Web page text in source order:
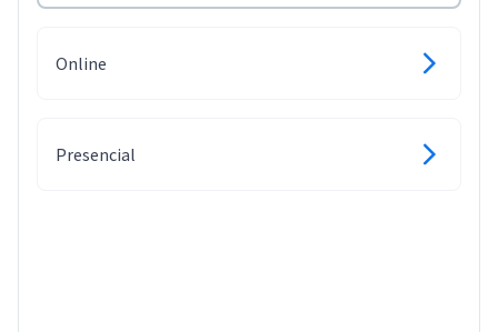
Online
Presencial